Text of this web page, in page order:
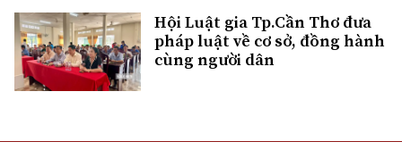
Hội Luật gia Tp.Cần Thơ đưa
pháp luật về cơ sở, đồng hành
cùng người dân